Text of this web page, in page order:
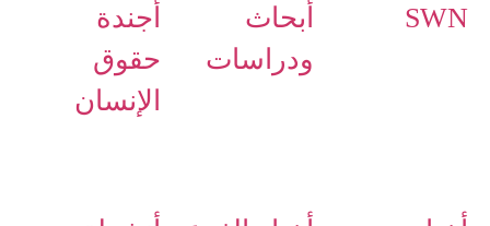
SWN
أبحاث
ودراسات
أجندة
حقوق
الإنسان